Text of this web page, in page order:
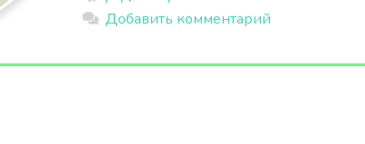
Добавить комментарий